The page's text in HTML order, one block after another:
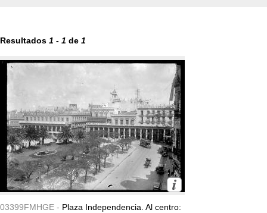
Resultados 1 - 1 de 1
03399FMHGE - Plaza Independencia. Al centro: